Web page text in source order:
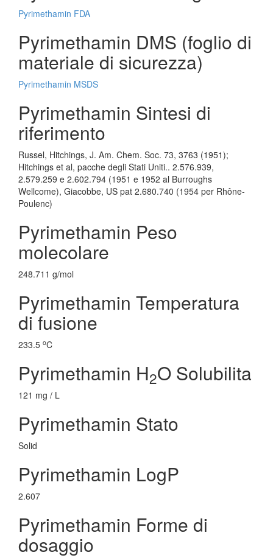
Pyrimethamin FDA
Pyrimethamin DMS (foglio di
materiale di sicurezza)
Pyrimethamin MSDS
Pyrimethamin Sintesi di
riferimento
Russel, Hitchings, J. Am. Chem. Soc. 73, 3763 (1951);
Hitchings et al, pacche degli Stati Uniti.. 2.576.939,
2.579.259 e 2.602.794 (1951 e 1952 al Burroughs
Wellcome), Giacobbe, US pat 2.680.740 (1954 per Rhône-
Poulenc)
Pyrimethamin Peso
molecolare
248.711 g/mol
Pyrimethamin Temperatura
di fusione
233.5 oC
Pyrimethamin H2O Solubilita
121 mg / L
Pyrimethamin Stato
Solid
Pyrimethamin LogP
2.607
Pyrimethamin Forme di
dosaggio